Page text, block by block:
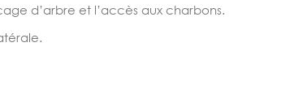
d’arbre et l’accès aux charbons.